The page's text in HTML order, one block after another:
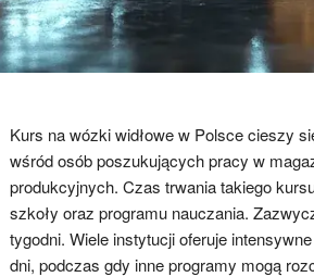
Kurs na wózki widłowe w Polsce cieszy
wśród osób poszukujących pracy w
produkcyjnych. Czas trwania takiego
szkoły oraz programu nauczania.
tygodni. Wiele instytucji oferuje
dni, podczas gdy inne programy mogą